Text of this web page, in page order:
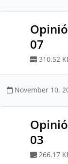
07
310.52
November 10,
03
266.17